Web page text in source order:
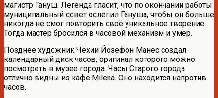
магистр Гануш. Легенда гласит, что по окончании работы
муниципальный совет ослепил Гануша, чтобы он больше
никогда не смог повторить своё уникальное творение.
Тогда мастер бросился в часовой механизм и умер.
Позднее художник Чехии Йозефон Манес создал
календарный диск часов, оригинал которого можно
посмотреть в музее города. Часы Старого города
отлично видны из кафе Milena. Оно находится напротив
часов.